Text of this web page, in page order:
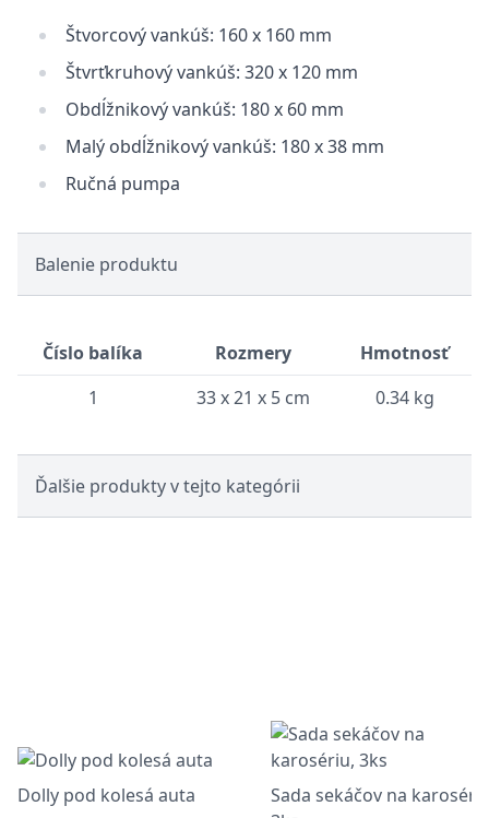
Štvorcový vankúš: 160 x 160 mm
Štvrťkruhový vankúš: 320 x 120 mm
Obdĺžnikový vankúš: 180 x 60 mm
Malý obdĺžnikový vankúš: 180 x 38 mm
Ručná pumpa
Balenie produktu
Číslo balíka Rozmery
Hmotnosť
1
33 x 21 x 5 cm 0.34 kg
Ďalšie produkty v tejto kategórii
Dolly pod kolesá auta
Sada sekáčov na